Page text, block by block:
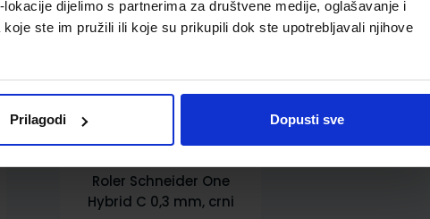
dijelimo s partnerima za društvene medije, oglašavanje i
ste im pružili ili koje su prikupili dok ste upotrebljavali njihove
Prilagodi Dopusti sve
Roler Schneider One
Hybrid C 0,3 mm, crni